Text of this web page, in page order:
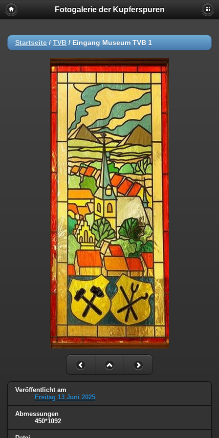
Fotogalerie der Kupferspuren
Startseite / TVB / Eingang Museum TVB 1
Veröffentlicht am
Freitag 13 Juni 2025
Abmessungen
450*1092